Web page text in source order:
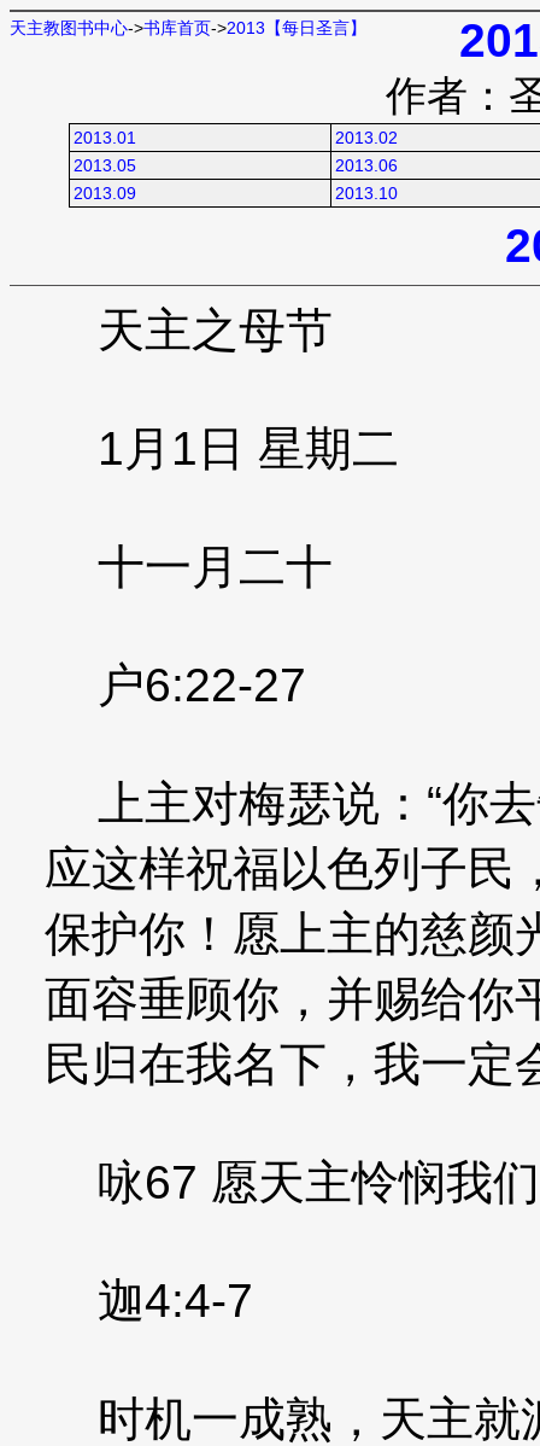
天主教图书中心->书库首页->2013【每日圣言】
作者：
2013.01
2013.02
2013.05
2013.06
2013.09
2013.10
天主之母节
1月1日 星期二
十一月二十
户6:22-27
上主对梅瑟说：“你
应这样祝福以色列子民
保护你！愿上主的慈颜
面容垂顾你，并赐给你
民归在我名下，我一定
咏67 愿天主怜悯我
迦4:4-7
时机一成熟，天主就